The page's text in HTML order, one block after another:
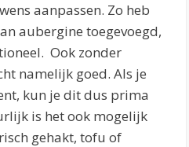
aanpassen. Zo heb
aubergine toegevoegd,
Ook zonder
namelijk goed. Als je
kun je dit dus prima
is het ook mogelijk
gehakt, tofu of